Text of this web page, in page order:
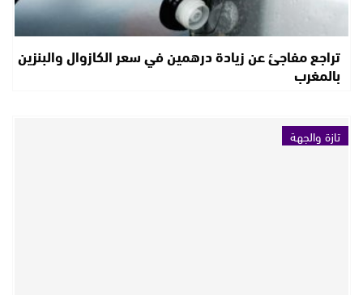
تراجع مفاجئ عن زيادة درهمين في سعر الكازوال والبنزين
بالمغرب
تازة والجهة